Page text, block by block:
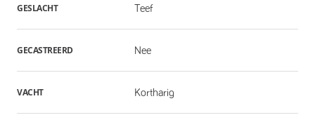
GESLACHT Teef
GECASTREERD Nee
VACHT Kortharig